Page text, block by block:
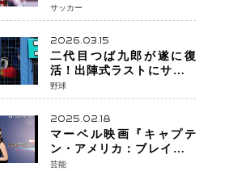
ンチョをフリー放出
へ・・・補強戦略の転換点
に
サッカー
2026.03.15
二代目つば九郎が遂に復
活！出陣式ラストにサプラ
イズ登場で神宮が歓喜
野球
2025.02.18
マーベル映画『キャプテ
ン・アメリカ：ブレイブ・
ニュー・ワールド』 新ブラ
芸能